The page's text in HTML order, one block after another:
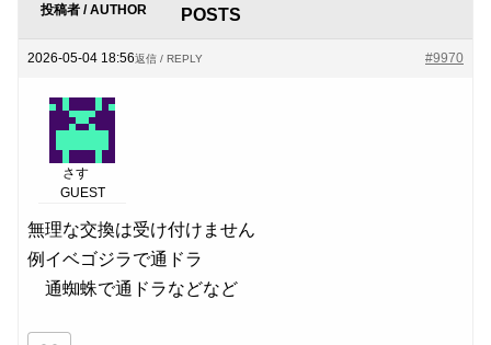
投稿者 / AUTHOR POSTS
2026-05-04 18:56 #9970
返信 / REPLY
さす
GUEST
無理な交換は受け付けません
例イベゴジラで通ドラ
通蜘蛛で通ドラなどなど